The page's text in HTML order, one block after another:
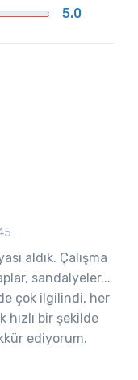
5.0
aldık. Çalışma
sandalyeler...
çok ilgilindi, her
hızlı bir şekilde
ediyorum.